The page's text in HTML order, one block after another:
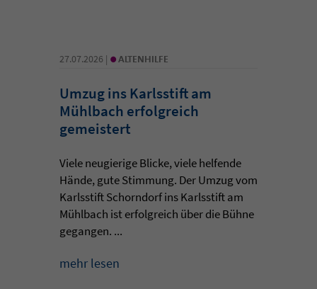
27.07.2026 | • ALTENHILFE
Umzug ins Karlsstift am
Mühlbach erfolgreich
gemeistert
Viele neugierige Blicke, viele helfende
Hände, gute Stimmung. Der Umzug vom
Karlsstift Schorndorf ins Karlsstift am
Mühlbach ist erfolgreich über die Bühne
gegangen. ...
mehr lesen